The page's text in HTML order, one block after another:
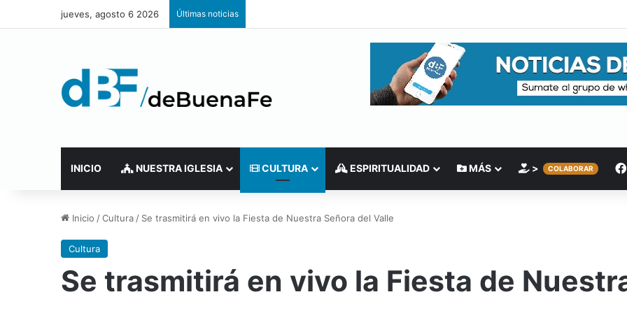
jueves, agosto 6 2026 Últimas noticias
INICIO NUESTRA IGLESIA CULTURA ESPIRITUALIDAD MÁS > COLABORAR
Inicio /Cultura / Se trasmitirá en vivo la Fiesta de Nuestra Señora del Valle
Cultura
Se trasmitirá en vivo la Fiesta de